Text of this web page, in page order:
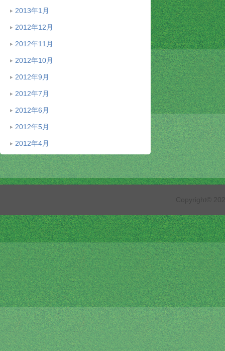
2013年1月
2012年12月
2012年11月
2012年10月
2012年9月
2012年7月
2012年6月
2012年5月
2012年4月